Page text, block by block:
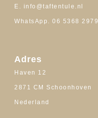
E. info@taftentule.nl
WhatsApp. 06 5368 2979
Adres
Haven 12
2871 CM Schoonhoven
Nederland